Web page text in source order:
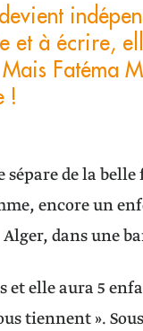
et à écrire,
Fatéma
!
sépare de la
encore un
dans une
et elle aura 5
tiennent ».